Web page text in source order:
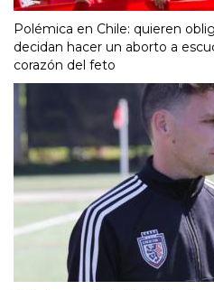
Polémica en Chile: quieren
decidan hacer un aborto a
corazón del feto